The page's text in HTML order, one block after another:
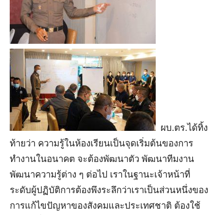
ผบ.ตร.ได้ทิ้ง
ท้ายว่า ความรู้ในห้องเรียนเป็นจุดเริ่มต้นของการ
ทำงานในอนาคต จะต้องพัฒนาตัว พัฒนาทีมงาน
พัฒนาความรู้ต่าง ๆ ต่อไป เราในฐานะเจ้าหน้าที่
ระดับผู้ปฏิบัติการต้องพึงระลึกว่าเราเป็นส่วนหนึ่งของ
การแก้ไขปัญหาของสังคมและประเทศชาติ ต้องใช้